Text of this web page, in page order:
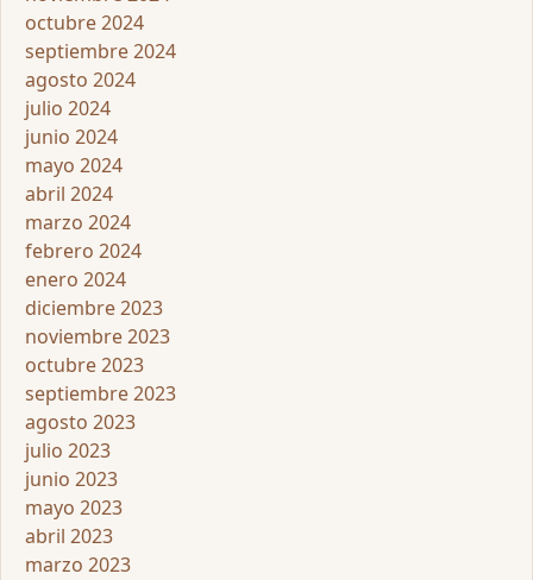
octubre 2024
septiembre 2024
agosto 2024
julio 2024
junio 2024
mayo 2024
abril 2024
marzo 2024
febrero 2024
enero 2024
diciembre 2023
noviembre 2023
octubre 2023
septiembre 2023
agosto 2023
julio 2023
junio 2023
mayo 2023
abril 2023
marzo 2023